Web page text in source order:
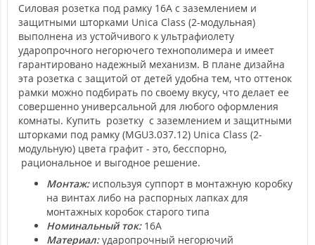
Силовая розетка под рамку 16А с заземлением и
защитными шторками Unica Class (2-модульная)
выполнена из устойчивого к ультрафиолету
ударопрочного негорючего технополимера и имеет
гарантировано надежный механизм. В плане дизайна
эта розетка с защитой от детей удобна тем, что оттенок
рамки можно подбирать по своему вкусу, что делает ее
совершенно универсальной для любого оформления
комнаты. Купить розетку с заземлением и защитными
шторками под рамку (MGU3.037.12) Unica Class (2-
модульную) цвета графит - это, бесспорно,
рациональное и выгодное решение.
Монтаж:используя суппорт в монтажную коробку
на винтах либо на распорных лапках для
монтажных коробок старого типа
Номинальный ток:16А
Материал:ударопрочный негорючий